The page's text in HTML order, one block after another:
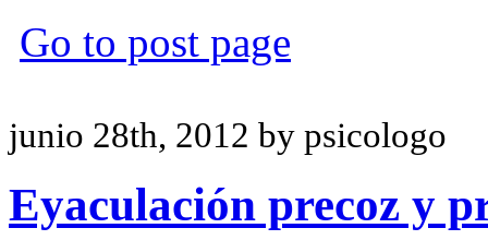
Go to post page
junio 28th, 2012 by psicologo
Eyaculación precoz y